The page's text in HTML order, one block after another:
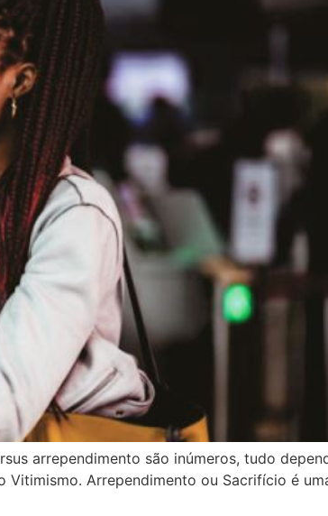
arrependimento são inúmeros, tudo
Arrependimento ou Sacrifício é